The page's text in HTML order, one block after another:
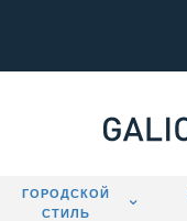
ГОРОДСКОЙ
СТИЛЬ